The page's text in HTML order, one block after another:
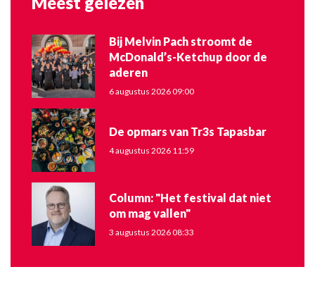
Bij Melvin Pach stroomt de
McDonald’s-Ketchup door de
aderen
6 augustus 2026 09:00
De opmars van Tr3s Tapasbar
4 augustus 2026 11:59
Column: "Het festival dat niet
om mag vallen"
3 augustus 2026 08:33